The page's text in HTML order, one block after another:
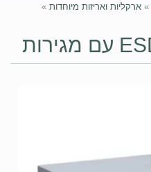
» ארקליות ואריזות מיוחדות »